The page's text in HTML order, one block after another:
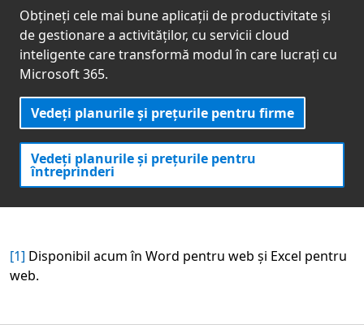
Obțineți cele mai bune aplicații de productivitate și
de gestionare a activităților, cu servicii cloud
inteligente care transformă modul în care lucrați cu
Microsoft 365.
Vedeți planurile și prețurile pentru firme
Vedeți planurile și prețurile pentru
întreprinderi
[1] Disponibil acum în Word pentru web și Excel pentru
web.